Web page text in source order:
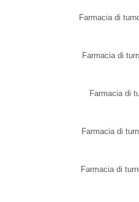
Farmacia di
Farmacia di
Farmacia di
Farmacia di
Farmacia di